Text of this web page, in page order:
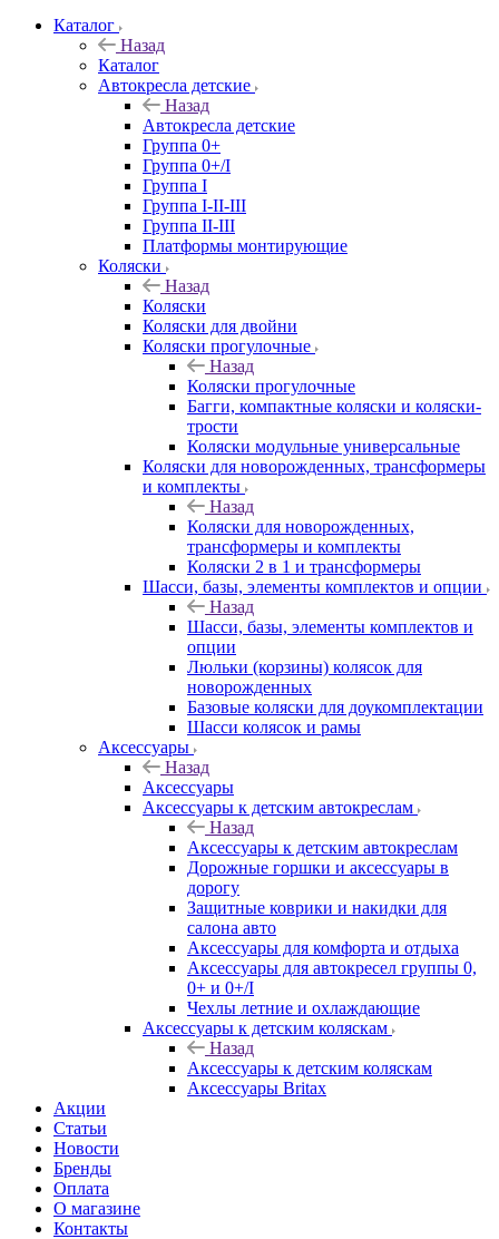
Каталог
Назад
Каталог
Автокресла детские
Назад
Автокресла детские
Группа 0+
Группа 0+/I
Группа I
Группа I-II-III
Группа II-III
Платформы монтирующие
Коляски
Назад
Коляски
Коляски для двойни
Коляски прогулочные
Назад
Коляски прогулочные
Багги, компактные коляски и коляски-
трости
Коляски модульные универсальные
Коляски для новорожденных, трансформеры
и комплекты
Назад
Коляски для новорожденных,
трансформеры и комплекты
Коляски 2 в 1 и трансформеры
Шасси, базы, элементы комплектов и опции
Назад
Шасси, базы, элементы комплектов и
опции
Люльки (корзины) колясок для
новорожденных
Базовые коляски для доукомплектации
Шасси колясок и рамы
Аксессуары
Назад
Аксессуары
Аксессуары к детским автокреслам
Назад
Аксессуары к детским автокреслам
Дорожные горшки и аксессуары в
дорогу
Защитные коврики и накидки для
салона авто
Аксессуары для комфорта и отдыха
Аксессуары для автокресел группы 0,
0+ и 0+/I
Чехлы летние и охлаждающие
Аксессуары к детским коляскам
Назад
Аксессуары к детским коляскам
Аксессуары Britax
Акции
Статьи
Новости
Бренды
Оплата
О магазине
Контакты